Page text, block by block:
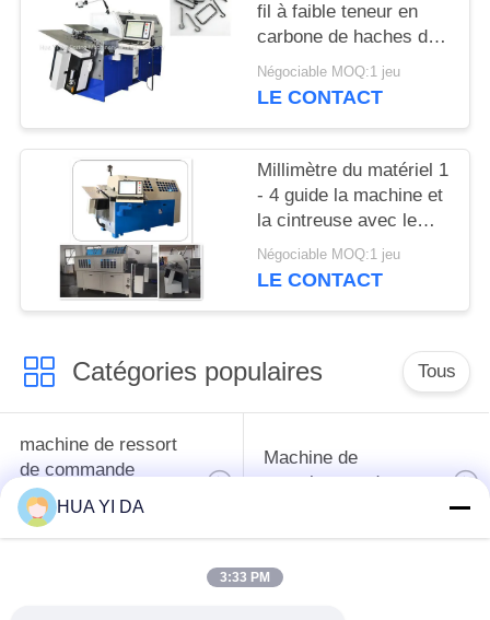
fil à faible teneur en
carbone de haches de
la machine à cintrer 10
de fil 3,0 - 8.0mm
Négociable MOQ:1 jeu
LE CONTACT
Millimètre du matériel 1
- 4 guide la machine et
la cintreuse avec le
système de contrôle de
commande numérique
Négociable MOQ:1 jeu
LE CONTACT
Catégories populaires Tous
machine de ressort
de commande
numérique par
ordinateur
Machine de
enroulement de
Machine à cintrer de
HUA YI DA
3:33 PM